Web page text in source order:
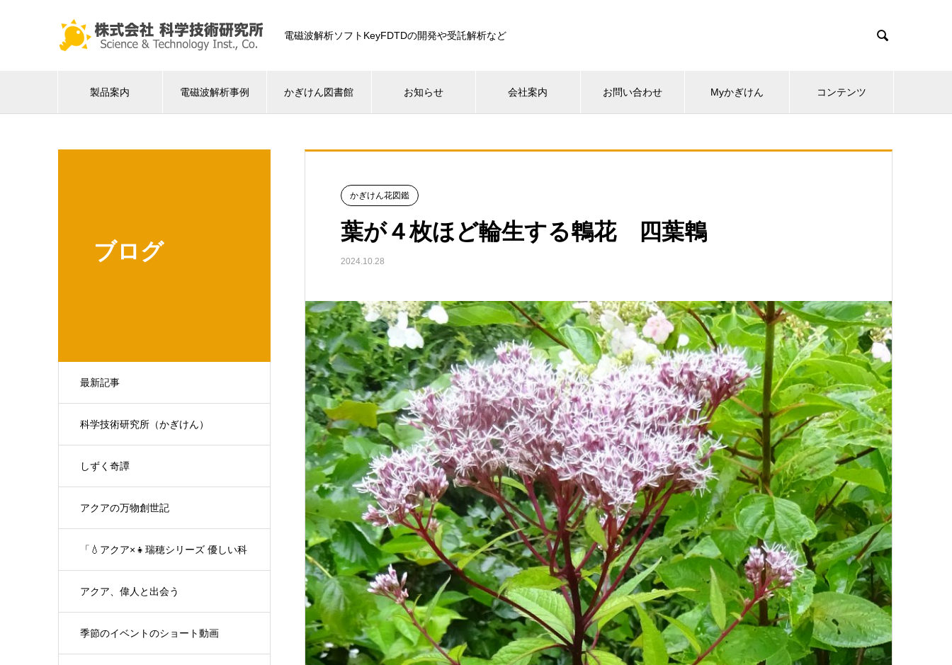
電磁波解析ソフトKeyFDTDの開発や受託解析など 
製品案内 電磁波解析事例 かぎけん図書館 お知らせ 会社案内 お問い合わせ Myかぎけん コンテンツ
ブログ
最新記事
科学技術研究所（かぎけん）
しずく奇譚
アクアの万物創世記
「💧アクア×👧瑞穂シリーズ 優しい科
学の対話」
アクア、偉人と出会う
季節のイベントのショート動画
かぎけん花図鑑
葉が４枚ほど輪生する鵯花 四葉鵯
2024.10.28